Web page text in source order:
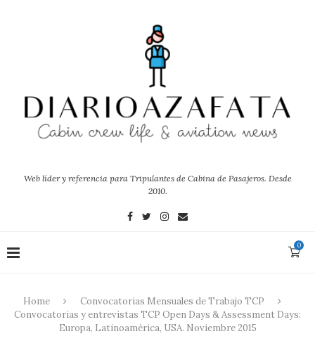
Web líder y referencia para Tripulantes de Cabina de Pasajeros. Desde
2010.
0
Home
Convocatorias Mensuales de Trabajo TCP
Convocatorias y entrevistas TCP Open Days & Assessment Days:
Europa, Latinoamérica, USA. Noviembre 2015